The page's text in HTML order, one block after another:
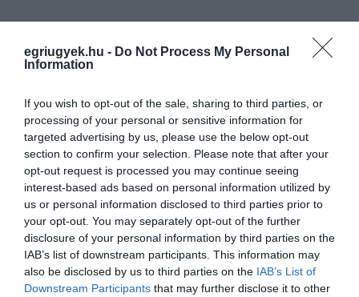
egriugyek.hu - Do Not Process My Personal
Information
If you wish to opt-out of the sale, sharing to third parties, or
processing of your personal or sensitive information for
targeted advertising by us, please use the below opt-out
section to confirm your selection. Please note that after your
opt-out request is processed you may continue seeing
interest-based ads based on personal information utilized by
us or personal information disclosed to third parties prior to
your opt-out. You may separately opt-out of the further
disclosure of your personal information by third parties on the
IAB’s list of downstream participants. This information may
also be disclosed by us to third parties on the IAB’s List of
Downstream Participants that may further disclose it to other
Ne maradjon le a legfrissebb hírekről, kövessen
VISSZA A FŐOLDALRA
Legfrissebb híreink